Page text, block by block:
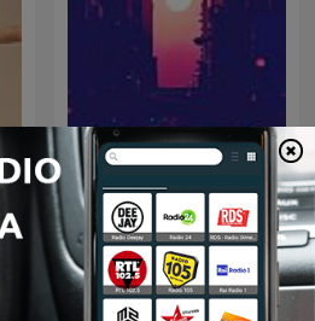
Lofi ~ Sleep/Chill